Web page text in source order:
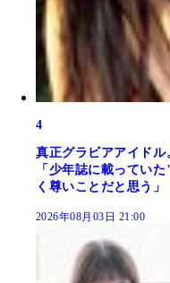
4
真正グラビアアイド
「少年誌に載ってい
く尊いことだと思う」
2026年08月03日 21:00